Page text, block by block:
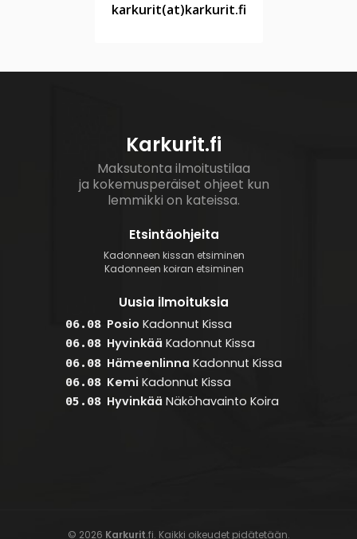
karkurit(at)karkurit.fi
Karkurit.fi
Maksutonta ilmoitustilaa
ja kokemusperäiset ohjeet kun
lemmikki on kateissa.
Etsintäohjeita
Kadonneen kissan etsiminen
Kadonneen koiran etsiminen
Uusia ilmoituksia
06.08 Posio Kadonnut Kissa
06.08 Hyvinkää Kadonnut Kissa
06.08 Hämeenlinna Kadonnut Kissa
06.08 Kemi Kadonnut Kissa
05.08 Hyvinkää Näköhavainto Koira
© 2026 Karkurit.fi. Kaikki oikeudet pidätetään.